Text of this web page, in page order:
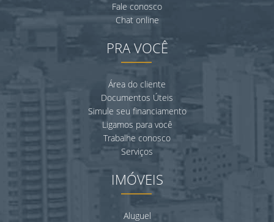
Fale conosco
Chat online
PRA VOCÊ
Área do cliente
Documentos Úteis
Simule seu financiamento
Ligamos para você
Trabalhe conosco
Serviços
IMÓVEIS
Aluguel